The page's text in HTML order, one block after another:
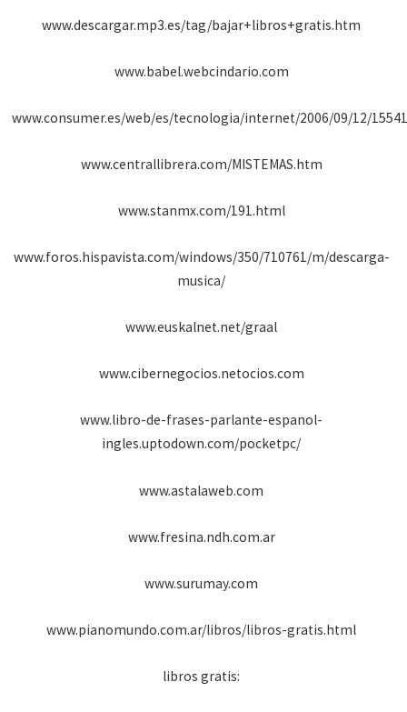
www.descargar.mp3.es/tag/bajar+libros+gratis.htm
www.babel.webcindario.com
www.consumer.es/web/es/tecnologia/internet/2006/09/12/
www.centrallibrera.com/MISTEMAS.htm
www.stanmx.com/191.html
www.foros.hispavista.com/windows/350/710761/m/descarga-
musica/
www.euskalnet.net/graal
www.cibernegocios.netocios.com
www.libro-de-frases-parlante-espanol-
ingles.uptodown.com/pocketpc/
www.astalaweb.com
www.fresina.ndh.com.ar
www.surumay.com
www.pianomundo.com.ar/libros/libros-gratis.html
libros gratis: